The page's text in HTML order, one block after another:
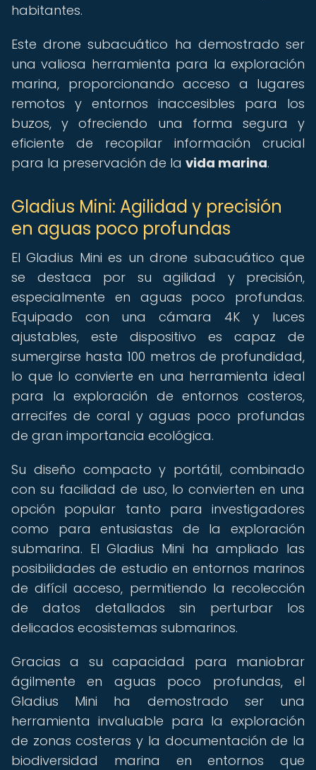
habitantes.
Este drone subacuático ha demostrado ser
una valiosa herramienta para la exploración
marina, proporcionando acceso a lugares
remotos y entornos inaccesibles para los
buzos, y ofreciendo una forma segura y
eficiente de recopilar información crucial
para la preservación de la vida marina.
Gladius Mini: Agilidad y precisión
en aguas poco profundas
El Gladius Mini es un drone subacuático que
se destaca por su agilidad y precisión,
especialmente en aguas poco profundas.
Equipado con una cámara 4K y luces
ajustables, este dispositivo es capaz de
sumergirse hasta 100 metros de profundidad,
lo que lo convierte en una herramienta ideal
para la exploración de entornos costeros,
arrecifes de coral y aguas poco profundas
de gran importancia ecológica.
Su diseño compacto y portátil, combinado
con su facilidad de uso, lo convierten en una
opción popular tanto para investigadores
como para entusiastas de la exploración
submarina. El Gladius Mini ha ampliado las
posibilidades de estudio en entornos marinos
de difícil acceso, permitiendo la recolección
de datos detallados sin perturbar los
delicados ecosistemas submarinos.
Gracias a su capacidad para maniobrar
ágilmente en aguas poco profundas, el
Gladius Mini ha demostrado ser una
herramienta invaluable para la exploración
de zonas costeras y la documentación de la
biodiversidad marina en entornos que